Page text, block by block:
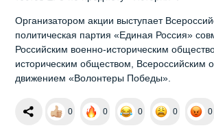
Организатором акции выступает
политическая партия «Единая Россия»
Российским военно-историческим
историческим обществом, Всероссийским
движением «Волонтеры Победы».
0 0 0 0 0